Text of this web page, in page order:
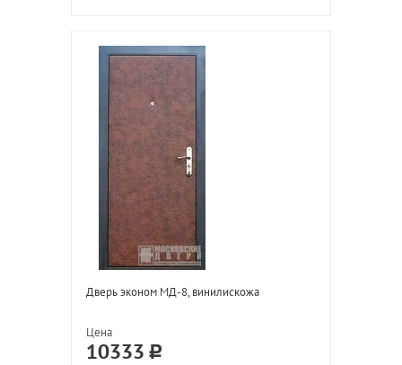
Дверь эконом МД-8, винилискожа
Цена
10333